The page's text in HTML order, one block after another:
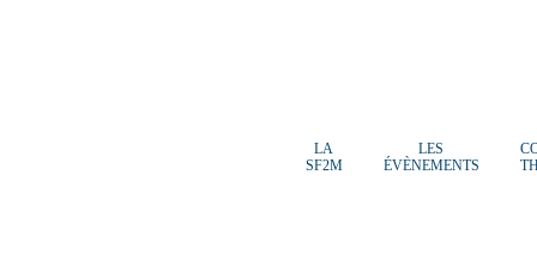
LA
SF2M
LES
ÉVÈNEMENTS